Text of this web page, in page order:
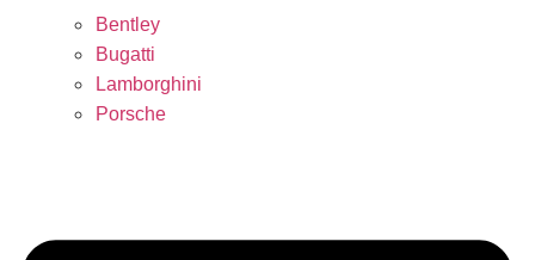
Bentley
Bugatti
Lamborghini
Porsche